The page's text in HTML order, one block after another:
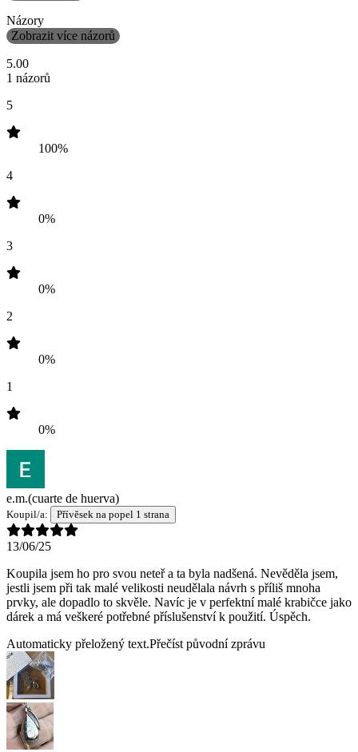
Názory
Zobrazit více názorů
5.00
1 názorů
5
100%
4
0%
3
0%
2
0%
1
0%
e.m.(cuarte de huerva)
Koupil/a: Přívěsek na popel 1 strana
13/06/25
Koupila jsem ho pro svou neteř a ta byla nadšená. Nevěděla jsem,
jestli jsem při tak malé velikosti neudělala návrh s příliš mnoha
prvky, ale dopadlo to skvěle. Navíc je v perfektní malé krabičce jako
dárek a má veškeré potřebné příslušenství k použití. Úspěch.
Automaticky přeložený text.Přečíst původní zprávu